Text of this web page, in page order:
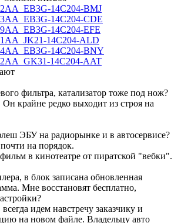
14C204-BMJ
14C204-CDE
14C204-EFE
14C204-ALD
14C204-BNY
14C204-AAT
фильтра, катализатор тоже под нож?
Он крайне редко выходит из строя на
ЭБУ на радиорынке и в автосервисе?
на порядок.
в кинотеатре от пиратской "вебки".
в блок записана обновленная
Мне восстановят бесплатно,
идем навстречу заказчику и
на новом файле. Владельцу авто